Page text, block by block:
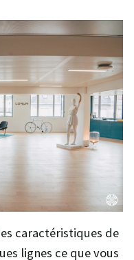
caractéristiques de
lignes ce que vous